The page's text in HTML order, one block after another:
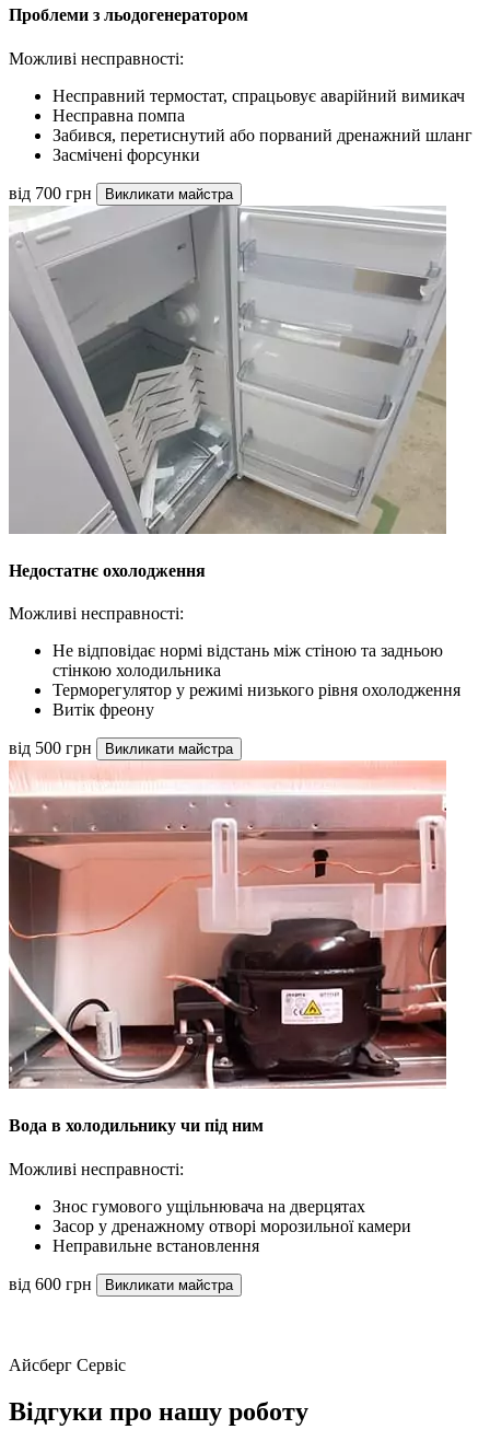
Проблеми з льодогенератором
Можливі несправності:
Несправний термостат, спрацьовує аварійний вимикач
Несправна помпа
Забився, перетиснутий або порваний дренажний шланг
Засмічені форсунки
від 700 грн Викликати майстра
Недостатнє охолодження
Можливі несправності:
Не відповідає нормі відстань між стіною та задньою
стінкою холодильника
Терморегулятор у режимі низького рівня охолодження
Витік фреону
від 500 грн Викликати майстра
Вода в холодильнику чи під ним
Можливі несправності:
Знос гумового ущільнювача на дверцятах
Засор у дренажному отворі морозильної камери
Неправильне встановлення
від 600 грн Викликати майстра
Айсберг Сервіс
Відгуки про нашу роботу